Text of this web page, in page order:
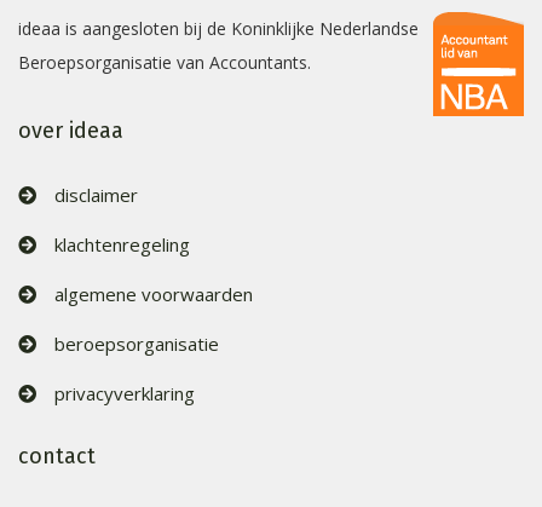
ideaa is aangesloten bij de Koninklijke Nederlandse
Beroepsorganisatie van Accountants.
over ideaa
disclaimer
klachtenregeling
algemene voorwaarden
beroepsorganisatie
privacyverklaring
contact